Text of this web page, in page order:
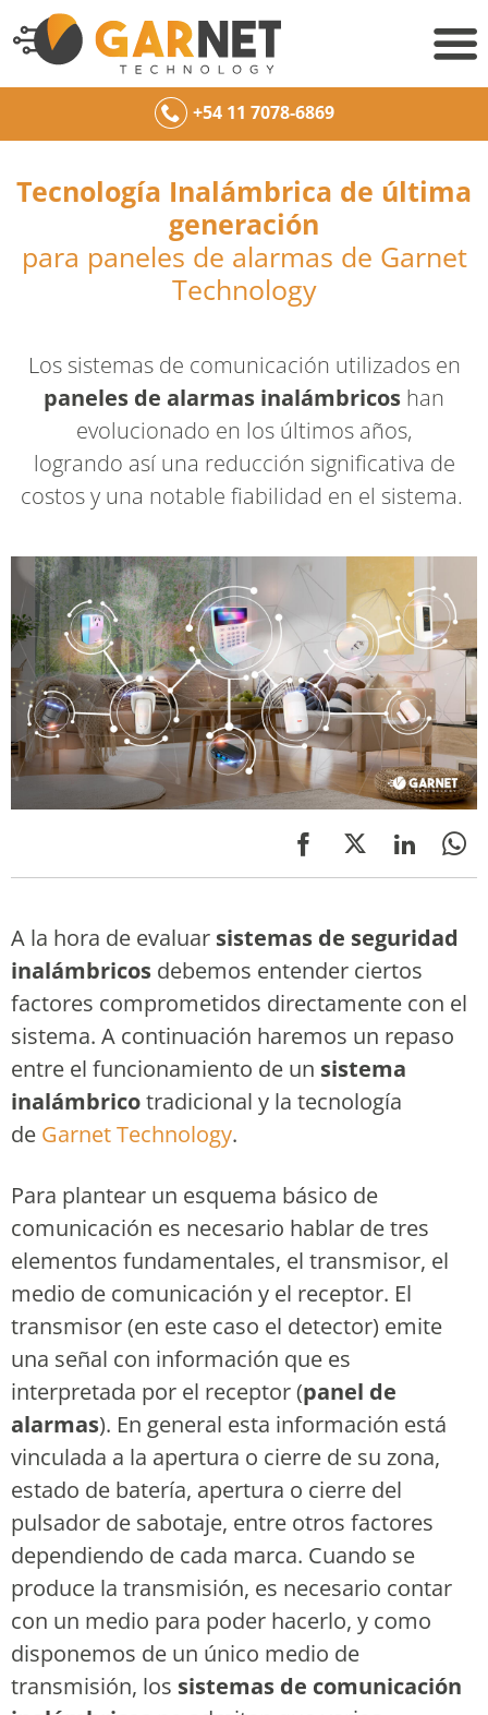
+54 11 7078-6869
Tecnología Inalámbrica de última
generación
para paneles de alarmas de Garnet
Technology
Los sistemas de comunicación utilizados en
paneles de alarmas inalámbricos han
evolucionado en los últimos años,
logrando así una reducción significativa de
costos y una notable fiabilidad en el sistema.
A la hora de evaluar sistemas de seguridad
inalámbricos debemos entender ciertos
factores comprometidos directamente con el
sistema. A continuación haremos un repaso
entre el funcionamiento de un sistema
inalámbricotradicional y la tecnología
de Garnet Technology.
Para plantear un esquema básico de
comunicación es necesario hablar de tres
elementos fundamentales, el transmisor, el
medio de comunicación y el receptor. El
transmisor (en este caso el detector) emite
una señal con información que es
interpretada por el receptor (panel de
alarmas). En general esta información está
vinculada a la apertura o cierre de su zona,
estado de batería, apertura o cierre del
pulsador de sabotaje, entre otros factores
dependiendo de cada marca. Cuando se
produce la transmisión, es necesario contar
con un medio para poder hacerlo, y como
disponemos de un único medio de
transmisión, los sistemas de comunicación